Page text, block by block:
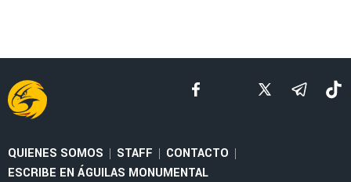
QUIENES SOMOS | STAFF | CONTACTO |
ESCRIBE EN ÁGUILAS MONUMENTAL